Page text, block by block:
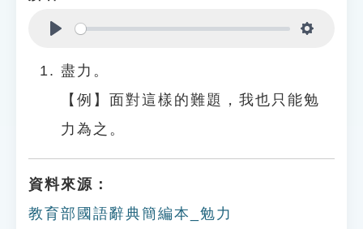
盡力。
【例】面對這樣的難題，我也只能勉
力為之。
資料來源：
教育部國語辭典簡編本_勉力